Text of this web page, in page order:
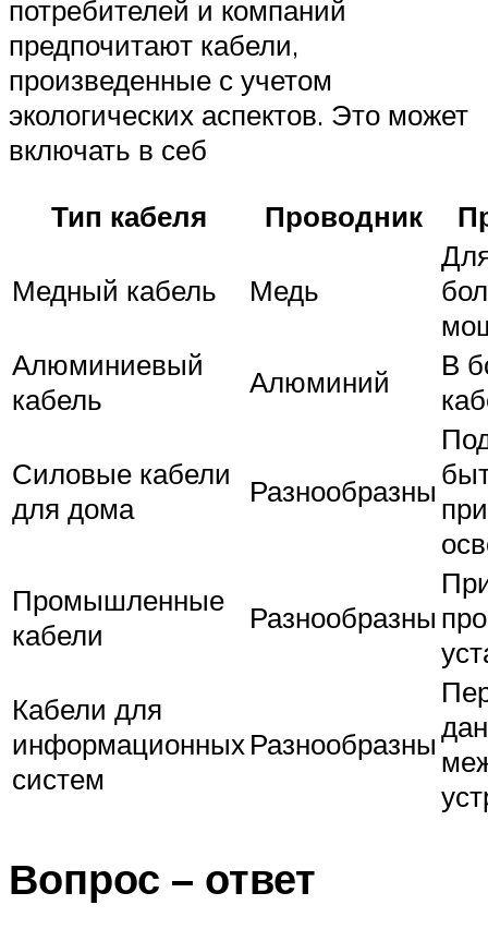
потребителей и компаний
предпочитают кабели,
произведенные с учетом
экологических аспектов. Это может
включать в себ
Тип кабеля
Проводник
Медный кабель Медь
Алюминиевый
кабель
Алюминий
В
Силовые кабели
для дома
Разнообразны
Промышленные
кабели
Разнообразны
Кабели для
информационных
систем
Разнообразны
Вопрос – ответ